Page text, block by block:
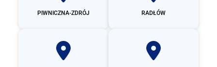
PIWNICZNA-ZDRÓJ RADŁÓW